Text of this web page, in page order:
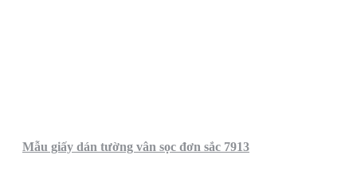
Mẫu giấy dán tường vân sọc đơn sắc 7913